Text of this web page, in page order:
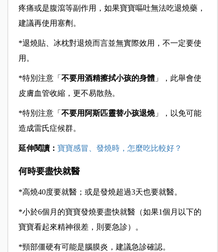
疼痛或是腹瀉等副作用，如果寶寶嘔吐無法吃退燒藥，
建議再使用塞劑。
*退燒貼、冰枕對退燒而言並無實際效用，不一定要使
用。
*特別注意「 不要用酒精擦拭小孩的身體」，此舉會使
皮膚血管收縮，更不易散熱。
*特別注意「 不要用阿斯匹靈替小孩退燒」，以免可能
造成雷氏症候群。
延伸閱讀： 寶寶感冒、發燒時，怎麼吃比較好？
何時要盡快就醫
*高燒40度要就醫；或是發燒超過3天也要就醫。
*小於6個月的寶寶發燒要盡快就醫（如果1個月以下的
寶寶看起來精神很差，則要急診）。
*頸部僵硬有可能是腦膜炎，建議急診確認。